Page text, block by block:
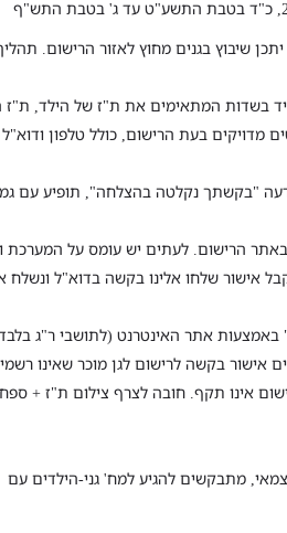
פנוי. יתכן שיבוץ בגנים מחוץ לאזור הרישום.
בשדות המתאימים את ת"ז של הילד, ת"ז
מדויקים בעת הרישום, כולל טלפון
"בקשתך נקלטה בהצלחה", תופיע עם
הרישום. לעתים יש עומס על המערכת
התקבל אישור שלחו אלינו בקשה בדוא"ל ונשלח
באמצעות אתר האינטרנט (לתושבי ר"ג
אישור בקשה לרישום לגן מוכר שאינו רשמי
אינו תקף. חובה לצרף צילום ת"ז +
מתבקשים להגיע למח' גני-הילדים עם